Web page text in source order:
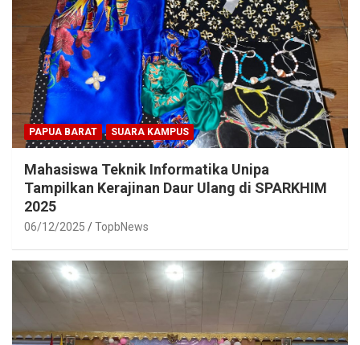
PAPUA BARAT SUARA KAMPUS
Mahasiswa Teknik Informatika Unipa
Tampilkan Kerajinan Daur Ulang di SPARKHIM
2025
06/12/2025 TopbNews